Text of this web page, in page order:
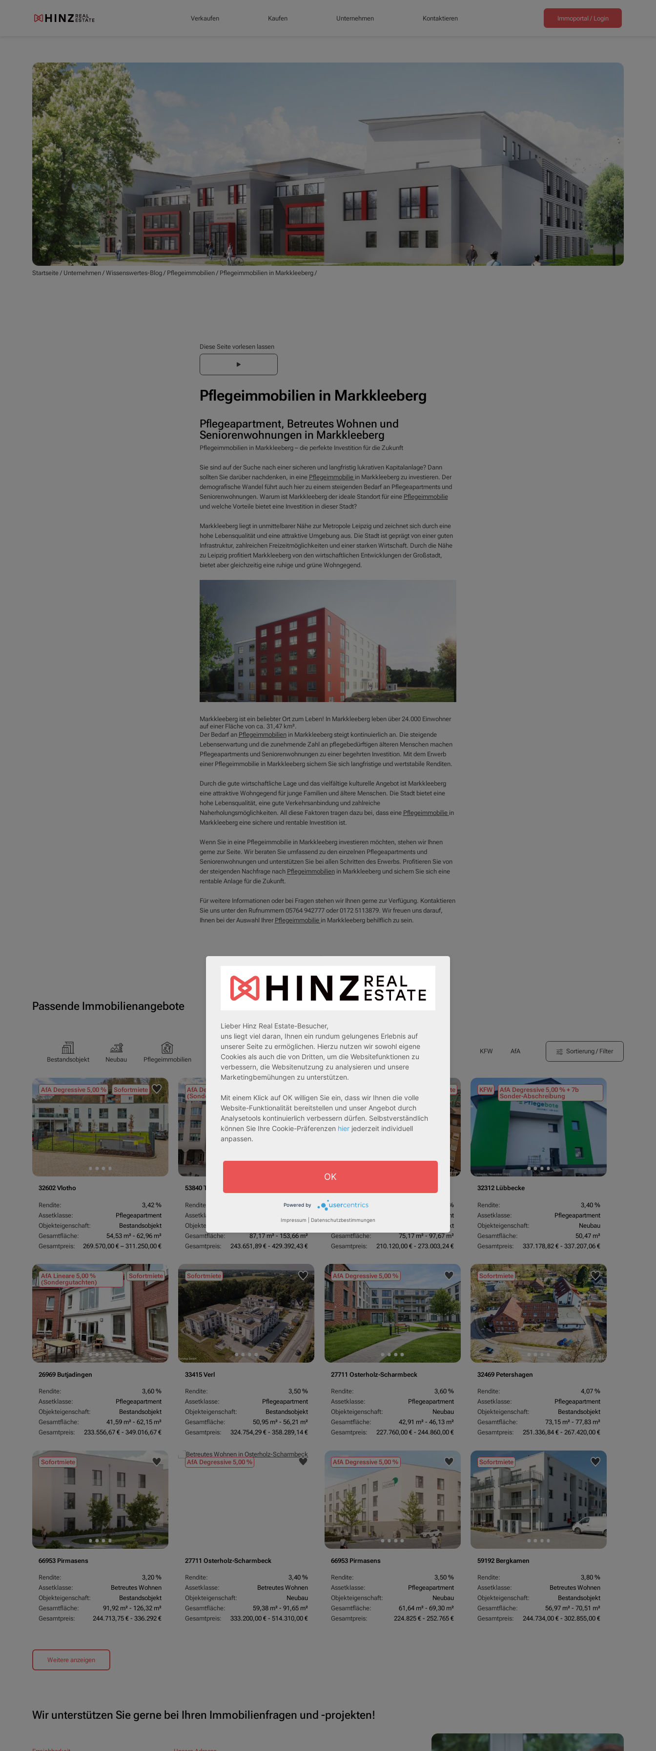
Verkaufen Kaufen Unternehmen Kontaktieren Immoportal / Login
Startseite / Unternehmen /Wissenswertes-Blog / Pflegeimmobilien / Pflegeimmobilien in Markkleeberg /
Diese Seite vorlesen lassen
Pflegeimmobilien in Markkleeberg
Pflegeapartment, Betreutes Wohnen und
Seniorenwohnungen in Markkleeberg
Pflegeimmobilien in Markkleeberg – die perfekte Investition für die Zukunft
Sie sind auf der Suche nach einer sicheren und langfristig lukrativen Kapitalanlage? Dann
sollten Sie darüber nachdenken, in eine Pflegeimmobilie in Markkleeberg zu investieren. Der
demografische Wandel führt auch hier zu einem steigenden Bedarf an Pflegeapartments und
Seniorenwohnungen. Warum ist Markkleeberg der ideale Standort für eine Pflegeimmobilie
und welche Vorteile bietet eine Investition in dieser Stadt?
Markkleeberg liegt in unmittelbarer Nähe zur Metropole Leipzig und zeichnet sich durch eine
hohe Lebensqualität und eine attraktive Umgebung aus. Die Stadt ist geprägt von einer guten
Infrastruktur, zahlreichen Freizeitmöglichkeiten und einer starken Wirtschaft. Durch die Nähe
zu Leipzig profitiert Markkleeberg von den wirtschaftlichen Entwicklungen der Großstadt,
bietet aber gleichzeitig eine ruhige und grüne Wohngegend.
Markkleeberg ist ein beliebter Ort zum Leben! In Markkleeberg leben über 24.000 Einwohner
auf einer Fläche von ca. 31,47 km².
Der Bedarf an Pflegeimmobilienin Markkleeberg steigt kontinuierlich an. Die steigende
Lebenserwartung und die zunehmende Zahl an pflegebedürftigen älteren Menschen machen
Pflegeapartments und Seniorenwohnungen zu einer begehrten Investition. Mit dem Erwerb
einer Pflegeimmobilie in Markkleeberg sichern Sie sich langfristige und wertstabile Renditen.
Durch die gute wirtschaftliche Lage und das vielfältige kulturelle Angebot ist Markkleeberg
eine attraktive Wohngegend für junge Familien und ältere Menschen. Die Stadt bietet eine
hohe Lebensqualität, eine gute Verkehrsanbindung und zahlreiche
Naherholungsmöglichkeiten. All diese Faktoren tragen dazu bei, dass eine Pflegeimmobilie in
Markkleeberg eine sichere und rentable Investition ist.
Wenn Sie in eine Pflegeimmobilie in Markkleeberg investieren möchten, stehen wir Ihnen
gerne zur Seite. Wir beraten Sie umfassend zu den einzelnen Pflegeapartments und
Seniorenwohnungen und unterstützen Sie bei allen Schritten des Erwerbs. Profitieren Sie von
der steigenden Nachfrage nach Pflegeimmobilienin Markkleeberg und sichern Sie sich eine
rentable Anlage für die Zukunft.
Für weitere Informationen oder bei Fragen stehen wir Ihnen gerne zur Verfügung. Kontaktieren
Sie uns unter den Rufnummern 05764 942777 oder 0172 5113879. Wir freuen uns darauf,
Ihnen bei der Auswahl Ihrer Pflegeimmobilie in Markkleeberg behilflich zu sein.
Passende Immobilienangebote
Bestandsobjekt Neubau Pflegeimmobilien Pflegeapartments Senioren-/Betreutes Wohnen
KFW AfA Sortierung / Filter
AfA Degressive 5,00 % Sofortmiete
32602 Vlotho
Rendite:
3,42 %
Assetklasse:
Pflegeapartment
Objekteigenschaft:
Bestandsobjekt
Gesamtfläche:
54,53 m² - 62,96 m²
Gesamtpreis:
269.570,00 € – 311.250,00 €
AfA Degressive 5,00 %
(Sondergutachten)
53840 Troisdorf
Rendite:
3,70 %
Assetklasse:
Objekteigenschaft:
Bestandsobjekt
Gesamtfläche:
87,17 m² - 153,66 m²
Gesamtpreis:
243.651,89 € - 429.392,43 €
(Sondergutachten)
Sofortmiete
Rendite:
3,70 %
Pflegeapartment
Objekteigenschaft:
Bestandsobjekt
Gesamtfläche:
75,17 m² - 97,67 m²
Gesamtpreis:
210.120,00 € - 273.003,24 €
KFW
AfA Degressive 5,00 % + 7b
Sonder-Abschreibung
32312 Lübbecke
Rendite:
3,40 %
Assetklasse:
Pflegeapartment
Objekteigenschaft:
Neubau
Gesamtfläche:
50,47 m²
Gesamtpreis:
337.178,82 € - 337.207,06 €
AfA Lineare 5,00 %
(Sondergutachten)
Sofortmiete
26969 Butjadingen
Rendite:
3,60 %
Assetklasse:
Pflegeapartment
Objekteigenschaft:
Bestandsobjekt
Gesamtfläche:
41,59 m² - 62,15 m²
Gesamtpreis:
233.556,67 € - 349.016,67 €
Sofortmiete
33415 Verl
Rendite:
3,50 %
Assetklasse:
Pflegeapartment
Objekteigenschaft:
Bestandsobjekt
Gesamtfläche:
50,95 m² - 56,21 m²
Gesamtpreis:
324.754,29 € - 358.289,14 €
AfA Degressive 5,00 %
27711 Osterholz-Scharmbeck
Rendite:
3,60 %
Assetklasse:
Pflegeapartment
Objekteigenschaft:
Neubau
Gesamtfläche:
42,91 m² - 46,13 m²
Gesamtpreis:
227.760,00 € - 244.860,00 €
Sofortmiete
32469 Petershagen
Rendite:
4,07 %
Assetklasse:
Pflegeapartment
Objekteigenschaft:
Bestandsobjekt
Gesamtfläche:
73,15 m² - 77,83 m²
Gesamtpreis:
251.336,84 € - 267.420,00 €
Sofortmiete
66953 Pirmasens
Rendite:
3,20 %
Assetklasse:
Betreutes Wohnen
Objekteigenschaft:
Bestandsobjekt
Gesamtfläche:
91,92 m² - 126,32 m²
Gesamtpreis:
244.713,75 € - 336.292 €
AfA Degressive 5,00 %
27711 Osterholz-Scharmbeck
Rendite:
3,40 %
Assetklasse:
Betreutes Wohnen
Objekteigenschaft:
Neubau
Gesamtfläche:
59,38 m² - 91,65 m²
Gesamtpreis:
333.200,00 € - 514.310,00 €
AfA Degressive 5,00 %
66953 Pirmasens
Rendite:
3,50 %
Assetklasse:
Pflegeapartment
Objekteigenschaft:
Neubau
Gesamtfläche:
61,64 m² - 69,30 m²
Gesamtpreis:
224.825 € - 252.765 €
Sofortmiete
59192 Bergkamen
Rendite:
3,80 %
Assetklasse:
Betreutes Wohnen
Objekteigenschaft:
Bestandsobjekt
Gesamtfläche:
56,97 m² - 70,51 m²
Gesamtpreis:
244.734,00 € - 302.855,00 €
Weitere anzeigen
Wir unterstützen Sie gerne bei Ihren Immobilienfragen und -projekten!
Lieber Hinz Real Estate-Besucher,
uns liegt viel daran, Ihnen ein rundum gelungenes Erlebnis auf
unserer Seite zu ermöglichen. Hierzu nutzen wir sowohl eigene
Cookies als auch die von Dritten, um die Websitefunktionen zu
verbessern, die Websitenutzung zu analysieren und unsere
Marketingbemühungen zu unterstützen.
Mit einem Klick auf OK willigen Sie ein, dass wir Ihnen die volle
Website-Funktionalität bereitstellen und unser Angebot durch
Analysetools kontinuierlich verbessern dürfen. Selbstverständlich
können Sie Ihre Cookie-Präferenzen hier jederzeit individuell
anpassen.
OK
Powered by
Impressum Datenschutzbestimmungen